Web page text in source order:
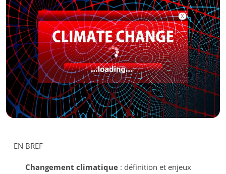
EN BREF
Changement climatique: définition et enjeux